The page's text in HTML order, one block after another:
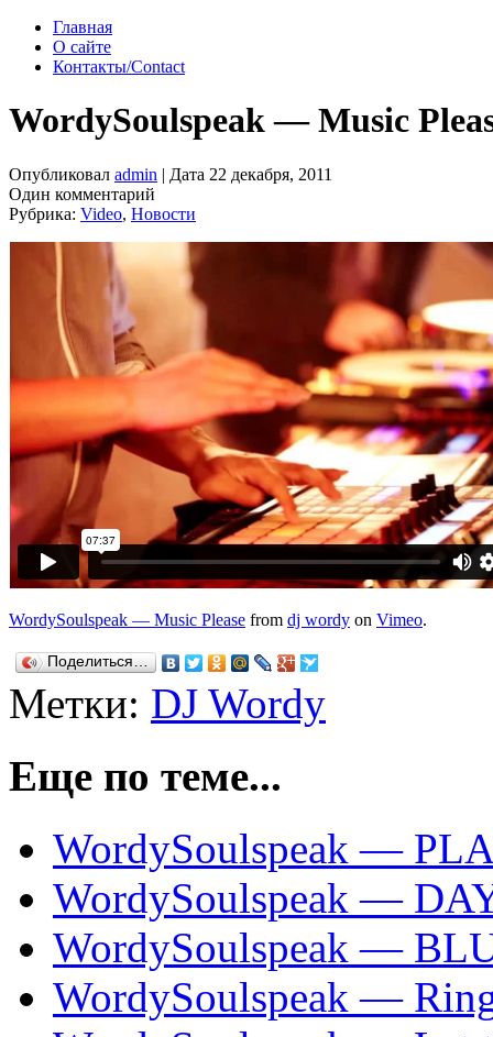
Главная
О сайте
Контакты/Contact
WordySoulspeak — Music
Опубликовал admin | Дата 22 декабря, 2011
Один комментарий
Рубрика: Video, Новости
WordySoulspeak — Music Please from dj wordy on Vimeo.
Поделиться…
Метки: DJ Wordy
Еще по теме...
WordySoulspeak —
WordySoulspeak —
WordySoulspeak —
WordySoulspeak —